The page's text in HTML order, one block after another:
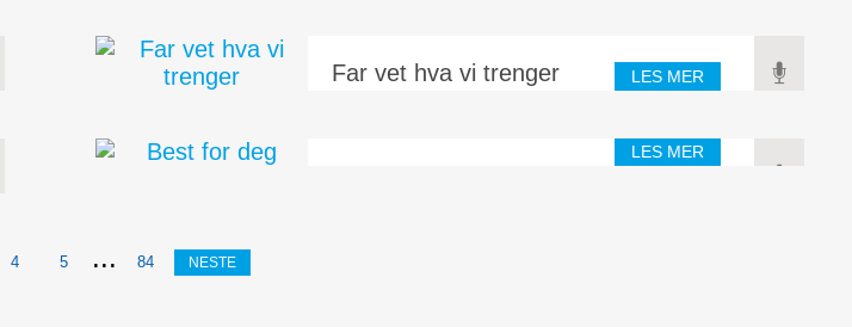
dekket hele landet fra...
Far vet hva vi trenger
gang hun var i Amerika, skulle hun ut på en reise. Billetten var
LES MER
LES MER
4 5 ... 84 NESTE